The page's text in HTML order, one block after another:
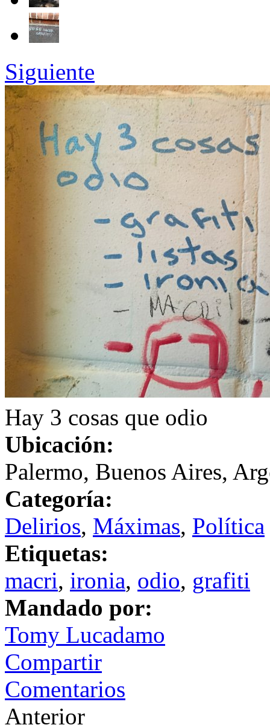
Siguiente
Hay 3 cosas que odio
Ubicación:
Palermo, Buenos Aires,
Categoría:
Delirios, Máximas, Política
Etiquetas:
macri, ironia, odio, grafiti
Mandado por:
Tomy Lucadamo
Compartir
Comentarios
Anterior